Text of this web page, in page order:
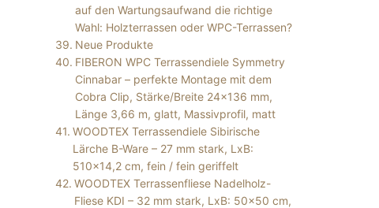
auf den Wartungsaufwand die richtige
Wahl: Holzterrassen oder WPC-Terrassen?
Neue Produkte
FIBERON WPC Terrassendiele Symmetry
Cinnabar – perfekte Montage mit dem
Cobra Clip, Stärke/Breite 24×136 mm,
Länge 3,66 m, glatt, Massivprofil, matt
WOODTEX Terrassendiele Sibirische
Lärche B-Ware – 27 mm stark, LxB:
510×14,2 cm, fein / fein geriffelt
WOODTEX Terrassenfliese Nadelholz-
Fliese KDI – 32 mm stark, LxB: 50×50 cm,